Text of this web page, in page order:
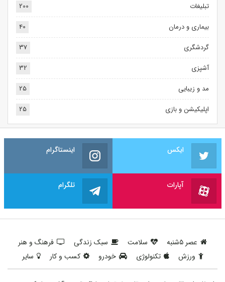
تبلیغات
200
بیماری و درمان
40
گردشگری
37
آشپزی
32
مد و زیبایی
25
اپلیکیشن و بازی
25
ایکس اینستاگرام
آپارات تلگرام
عصر ۵شنبه سلامت سبک زندگی
فرهنگ و هنر
ورزش
تکنولوژی خودرو کسب و کار سایر